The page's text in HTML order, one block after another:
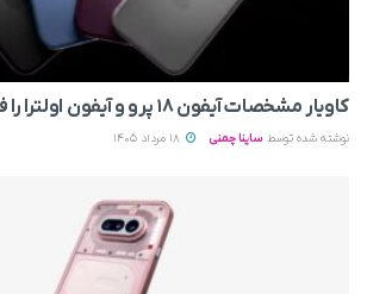
کاویار مشخصات آیفون ۱۸ پرو و آیفون اولترا را فاش کرد + تصویر
نوشته شده توسط ساینا چمنی